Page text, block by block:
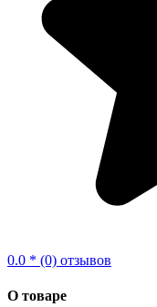
0.0 * (0) отзывов
О товаре